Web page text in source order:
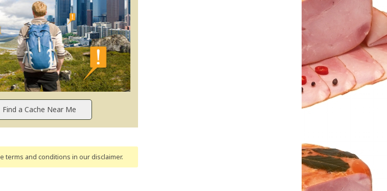
terms and conditions in our disclaimer.